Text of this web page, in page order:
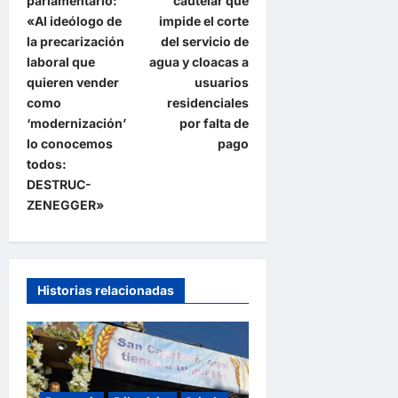
e
g
a
c
i
ó
n
d
e
e
n
t
r
a
«Al ideólogo de
la precarización
laboral que
quieren vender
como
‘modernización’
lo conocemos
todos:
DESTRUC-
ZENEGGER»
impide el corte
del servicio de
agua y cloacas a
usuarios
residenciales
por falta de
pago
Historias relacionadas